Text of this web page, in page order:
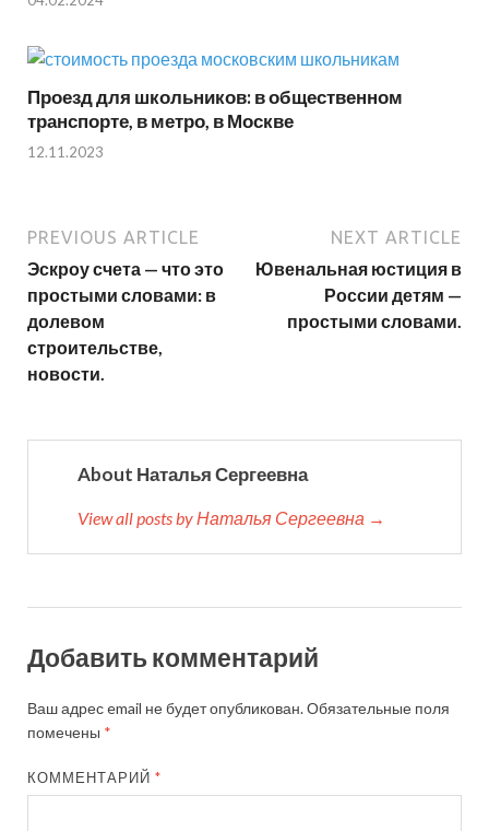
Проезд для школьников: в общественном
транспорте, в метро, в Москве
12.11.2023
PREVIOUS ARTICLE
Эскроу счета — что это
простыми словами: в
долевом
строительстве,
новости.
NEXT ARTICLE
Ювенальная юстиция в
России детям —
простыми словами.
About Наталья Сергеевна
View all posts by Наталья Сергеевна →
Добавить комментарий
Ваш адрес email не будет опубликован.Обязательные поля
помечены *
КОММЕНТАРИЙ*